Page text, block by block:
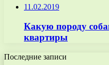
11.02.2019
Какую породу
квартиры
Последние записи